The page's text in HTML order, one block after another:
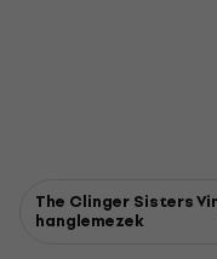
The Clinger Sisters
hanglemezek